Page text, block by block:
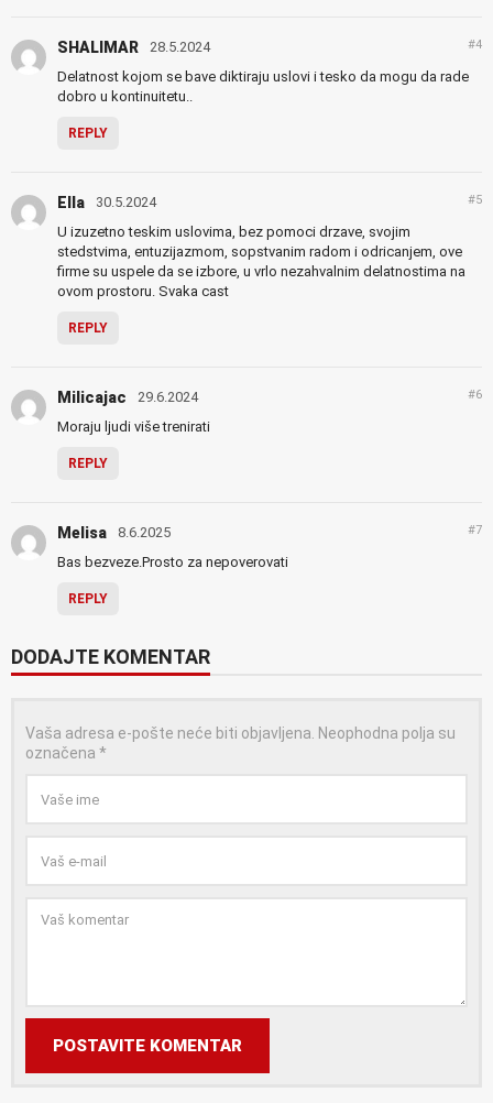
SHALIMAR 28.5.2024 #4
Delatnost kojom se bave diktiraju uslovi i tesko da mogu da rade
dobro u kontinuitetu..
REPLY
Ella 30.5.2024 #5
U izuzetno teskim uslovima, bez pomoci drzave, svojim
stedstvima, entuzijazmom, sopstvanim radom i odricanjem, ove
firme su uspele da se izbore, u vrlo nezahvalnim delatnostima na
ovom prostoru. Svaka cast
REPLY
Milicajac 29.6.2024 #6
Moraju ljudi više trenirati
REPLY
Melisa 8.6.2025 #7
Bas bezveze.Prosto za nepoverovati
REPLY
DODAJTE KOMENTAR
Vaša adresa e-pošte neće biti objavljena. Neophodna polja su
označena *
POSTAVITE KOMENTAR